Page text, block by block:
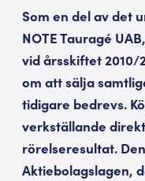
Som en del av det
NOTE Tauragé
vid årsskiftet 2010/
om att sälja
tidigare bedrevs.
verkställande
rörelseresultat.
Aktiebolagslagen,